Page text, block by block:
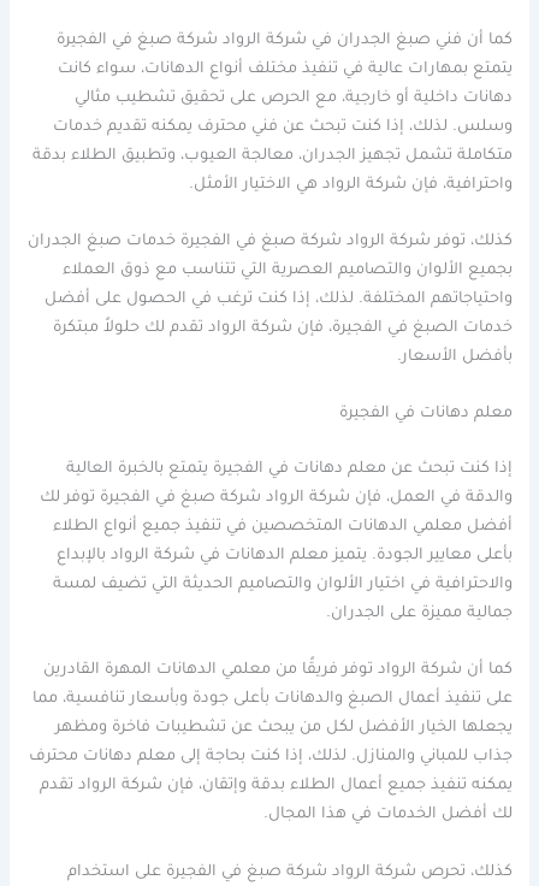
كما أن فني صبغ الجدران في شركة الرواد شركة صبغ في الفجيرة
يتمتع بمهارات عالية في تنفيذ مختلف أنواع الدهانات، سواء كانت
دهانات داخلية أو خارجية، مع الحرص على تحقيق تشطيب مثالي
وسلس. لذلك، إذا كنت تبحث عن فني محترف يمكنه تقديم خدمات
متكاملة تشمل تجهيز الجدران، معالجة العيوب، وتطبيق الطلاء بدقة
واحترافية، فإن شركة الرواد هي الاختيار الأمثل.
كذلك، توفر شركة الرواد شركة صبغ في الفجيرة خدمات صبغ الجدران
بجميع الألوان والتصاميم العصرية التي تتناسب مع ذوق العملاء
واحتياجاتهم المختلفة. لذلك، إذا كنت ترغب في الحصول على أفضل
خدمات الصبغ في الفجيرة، فإن شركة الرواد تقدم لك حلولاً مبتكرة
بأفضل الأسعار.
معلم دهانات في الفجيرة
إذا كنت تبحث عن معلم دهانات في الفجيرة يتمتع بالخبرة العالية
والدقة في العمل، فإن شركة الرواد شركة صبغ في الفجيرة توفر لك
أفضل معلمي الدهانات المتخصصين في تنفيذ جميع أنواع الطلاء
بأعلى معايير الجودة. يتميز معلم الدهانات في شركة الرواد بالإبداع
والاحترافية في اختيار الألوان والتصاميم الحديثة التي تضيف لمسة
جمالية مميزة على الجدران.
كما أن شركة الرواد توفر فريقًا من معلمي الدهانات المهرة القادرين
على تنفيذ أعمال الصبغ والدهانات بأعلى جودة وبأسعار تنافسية، مما
يجعلها الخيار الأفضل لكل من يبحث عن تشطيبات فاخرة ومظهر
جذاب للمباني والمنازل. لذلك، إذا كنت بحاجة إلى معلم دهانات محترف
يمكنه تنفيذ جميع أعمال الطلاء بدقة وإتقان، فإن شركة الرواد تقدم
لك أفضل الخدمات في هذا المجال.
كذلك، تحرص شركة الرواد شركة صبغ في الفجيرة على استخدام